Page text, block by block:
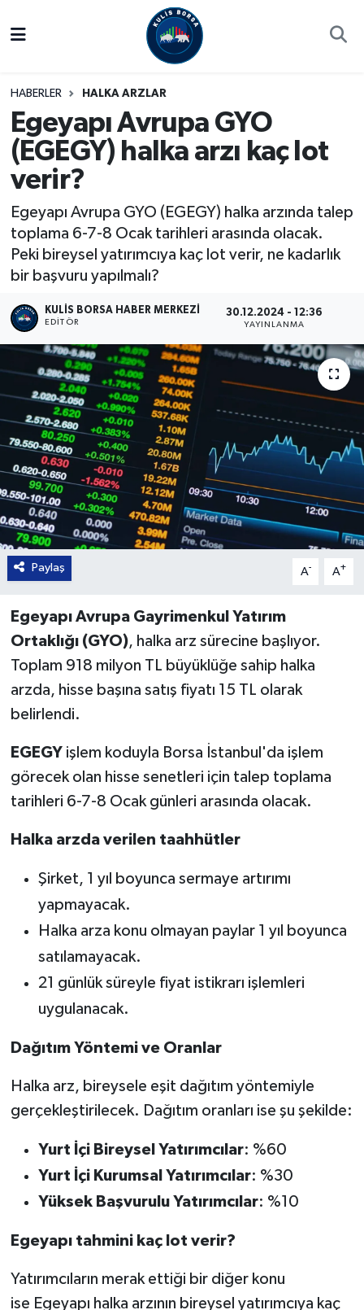
HABERLER HALKA ARZLAR
Egeyapı Avrupa GYO
(EGEGY) halka arzı kaç lot
verir?
Egeyapı Avrupa GYO (EGEGY) halka arzında talep
toplama 6-7-8 Ocak tarihleri arasında olacak.
Peki bireysel yatırımcıya kaç lot verir, ne kadarlık
bir başvuru yapılmalı?
KULIS BORSA HABER MERKEZI
EDITÖR
30.12.2024 - 12:36
YAYINLANMA
Paylaş A- A+
Egeyapı Avrupa Gayrimenkul Yatırım
Ortaklığı (GYO), halka arz sürecine başlıyor.
Toplam 918 milyon TL büyüklüğe sahip halka
arzda, hisse başına satış fiyatı 15 TL olarak
belirlendi.
EGEGYişlem koduyla Borsa İstanbul'da işlem
görecek olan hisse senetleri için talep toplama
tarihleri 6-7-8 Ocak günleri arasında olacak.
Halka arzda verilen taahhütler
Şirket, 1 yıl boyunca sermaye artırımı
yapmayacak.
Halka arza konu olmayan paylar 1 yıl boyunca
satılamayacak.
21 günlük süreyle fiyat istikrarı işlemleri
uygulanacak.
Dağıtım Yöntemi ve Oranlar
Halka arz, bireysele eşit dağıtım yöntemiyle
gerçekleştirilecek. Dağıtım oranları ise şu şekilde:
Yurt İçi Bireysel Yatırımcılar: %60
Yurt İçi Kurumsal Yatırımcılar: %30
Yüksek Başvurulu Yatırımcılar: %10
Egeyapı tahmini kaç lot verir?
Yatırımcıların merak ettiği bir diğer konu
ise Egeyapı halka arzının bireysel yatırımcıya kaç
Kulis Haber
Halka Arzlar
Ekonomi
Süper Lig Puan Durumu ve Fikstür
Tüm Manşetler
Son Dakika Haberleri
Haber Arşivi